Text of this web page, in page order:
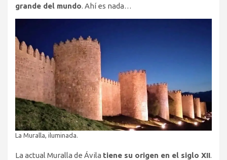
grande del mundo. Ahí es nada…
La Muralla, iluminada.
La actual Muralla de Ávila tiene su origen en el siglo XII.